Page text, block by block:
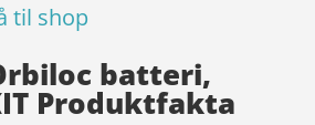
til shop
batteri,
Produktfakta